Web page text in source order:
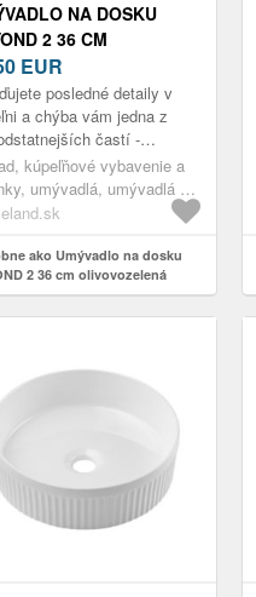
NA DOSKU
2 36 CM
EUR
posledné detaily v
a chýba vám jedna z
častí -
Vaša cesta za
toho pravého
sa prá...
kúpeľňové vybavenie a
umývadlá, umývadlá na
ako Umývadlo na dosku
2 36 cm olivovozelená